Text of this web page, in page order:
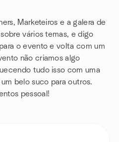
Marketeiros e a galera de
vários temas, e digo
o evento e volta com um
não criamos algo
tudo isso com uma
belo suco para outros.
pessoal!